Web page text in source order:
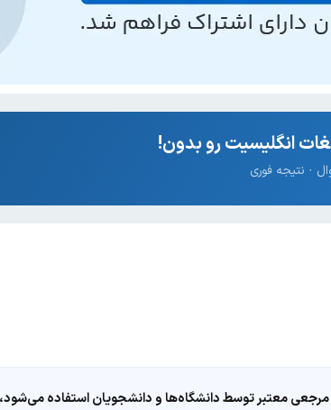
انگلیسیت رو بدون!
معتبر توسط دانشگاه‌ها و دانشجویان استفاده می‌شود،